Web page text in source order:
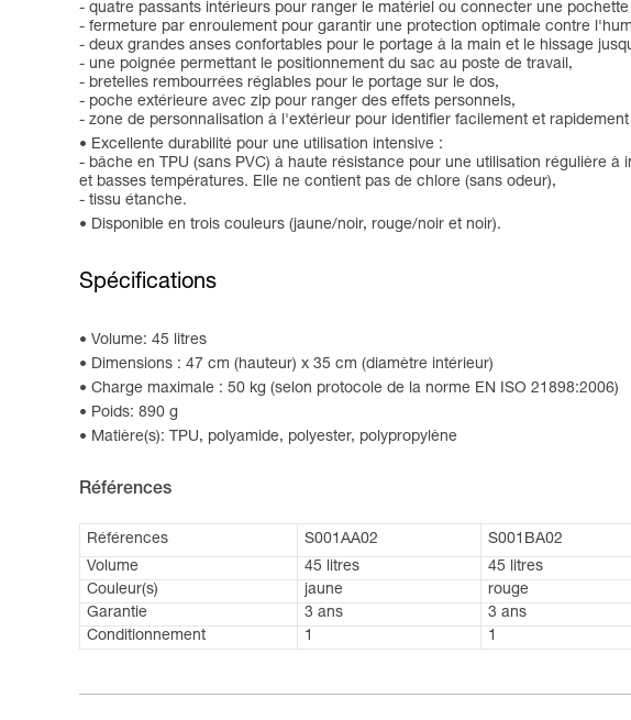
- quatre passants intérieurs pour ranger le matériel ou connecter une
- fermeture par enroulement pour garantir une protection optimale contre
- deux grandes anses confortables pour le portage à la main et le hissage
- une poignée permettant le positionnement du sac au poste de travail,
- bretelles rembourrées réglables pour le portage sur le dos,
- poche extérieure avec zip pour ranger des effets personnels,
- zone de personnalisation à l'extérieur pour identifier facilement et
Excellente durabilité pour une utilisation intensive :
- bâche en TPU (sans PVC) à haute résistance pour une utilisation régulière
et basses températures. Elle ne contient pas de chlore (sans odeur),
- tissu étanche.
Disponible en trois couleurs (jaune/noir, rouge/noir et noir).
Spécifications
Volume: 45 litres
Dimensions : 47 cm (hauteur) x 35 cm (diamètre intérieur)
Charge maximale : 50 kg (selon protocole de la norme EN ISO 21898:2006)
Poids: 890 g
Matière(s): TPU, polyamide, polyester, polypropylène
Références
Références S001AA02 S001BA02
Volume
45 litres 45 litres
Couleur(s)
jaune rouge
Garantie
3 ans 3 ans
Conditionnement
1 1